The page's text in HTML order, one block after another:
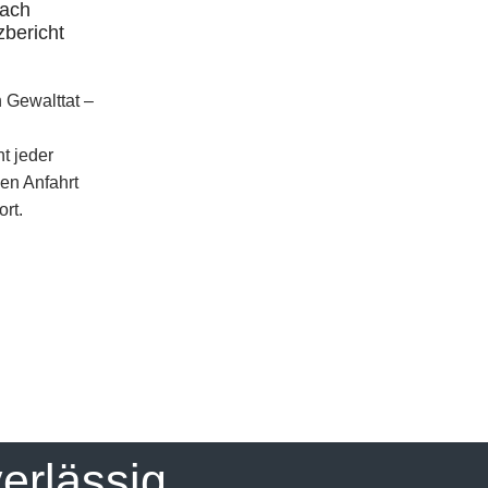
Gewalttat –
jeder
Anfahrt